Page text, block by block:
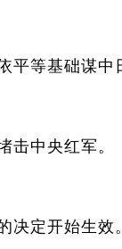
等基础谋中
中央红军。
定开始生效。